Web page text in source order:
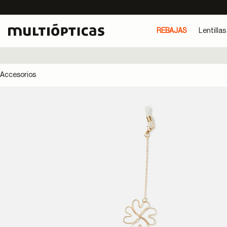
REBAJAS Lentillas
Accesorios